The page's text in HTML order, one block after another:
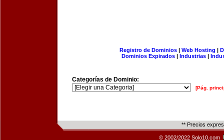
Registro de Dominios| Web Hosting |
Dominios Expirados | Industrias |
Categorías de Dominio:
[Pág.
** Precios
© 2002/2022 Solo10.com